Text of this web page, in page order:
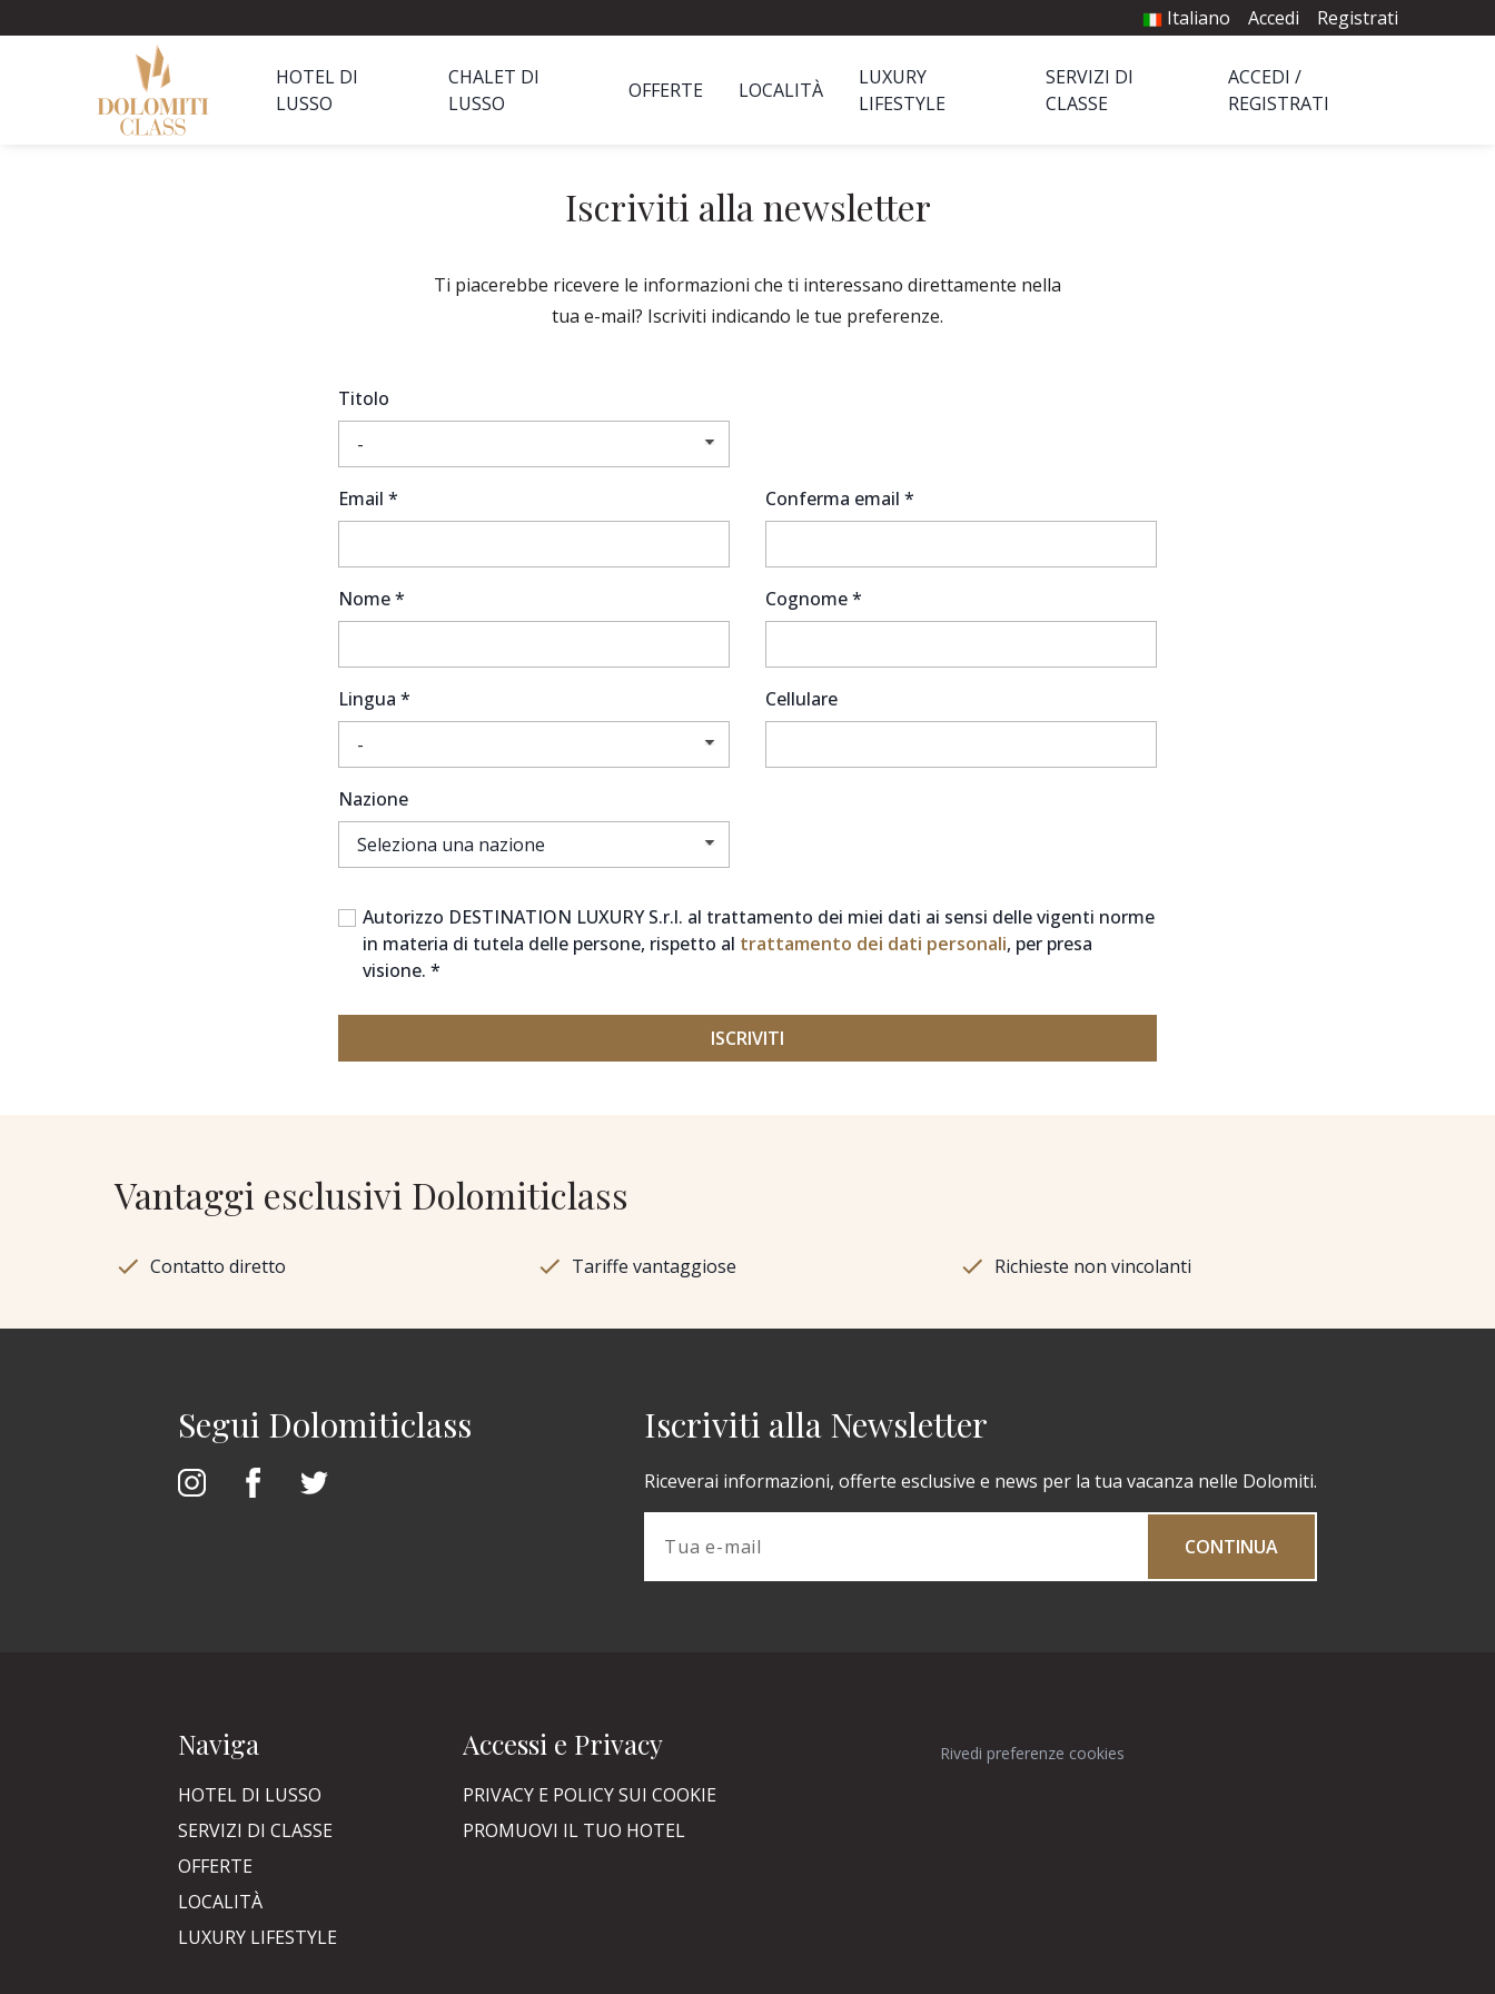
Italiano Accedi Registrati
HOTEL DI
LUSSO
CHALET DI
LUSSO
OFFERTE LOCALITÀ
LUXURY
LIFESTYLE
SERVIZI DI
CLASSE
ACCEDI /
REGISTRATI
Iscriviti alla newsletter
Ti piacerebbe ricevere le informazioni che ti interessano direttamente nella
tua e-mail? Iscriviti indicando le tue preferenze.
Titolo
Email * Conferma email *
Nome * Cognome *
Lingua * Cellulare
Nazione
Autorizzo DESTINATION LUXURY S.r.l. al trattamento dei miei dati ai sensi delle vigenti norme
in materia di tutela delle persone, rispetto al trattamento dei dati personali, per presa
visione. *
Vantaggi esclusivi Dolomiticlass
Contatto diretto Tariffe vantaggiose Richieste non vincolanti
Segui Dolomiticlass Iscriviti alla Newsletter
Riceverai informazioni, offerte esclusive e news per la tua vacanza nelle Dolomiti.
CONTINUA
Naviga
HOTEL DI LUSSO
SERVIZI DI CLASSE
OFFERTE
LOCALITÀ
LUXURY LIFESTYLE
Accessi e Privacy
PRIVACY E POLICY SUI COOKIE
PROMUOVI IL TUO HOTEL
Rivedi preferenze cookies